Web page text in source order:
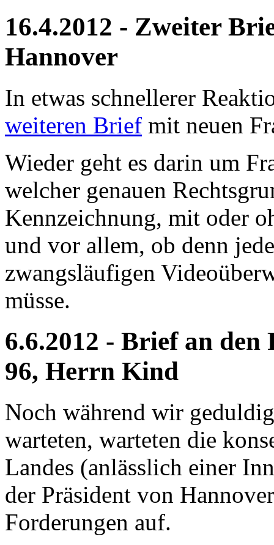
16.4.2012 - Zweiter
Hannover
In etwas schnellerer
weiteren Brief mit neuen
Wieder geht es darin um
welcher genauen
Kennzeichnung, mit oder
und vor allem, ob denn
zwangsläufigen
müsse.
6.6.2012 - Brief an
96, Herrn Kind
Noch während wir
warteten, warteten die
Landes (anlässlich einer
der Präsident von
Forderungen auf.